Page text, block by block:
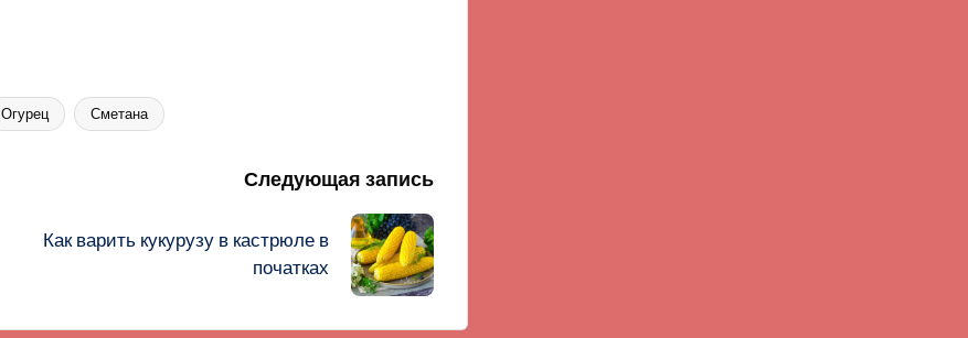
Огурец Сметана
Следующая запись
Как варить кукурузу в кастрюле в
початках